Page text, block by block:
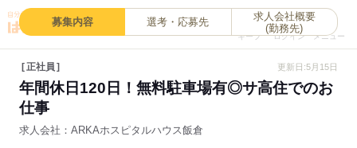
キープ
0
ログイン メニュー
募集内容 選考・応募先
求人会社概要
(勤務先)
正社員 更新日:5月15日
年間休日120日！無料駐車場有◎サ高住でのお
仕事
求人会社 ARKAホスピタルハウス飯倉